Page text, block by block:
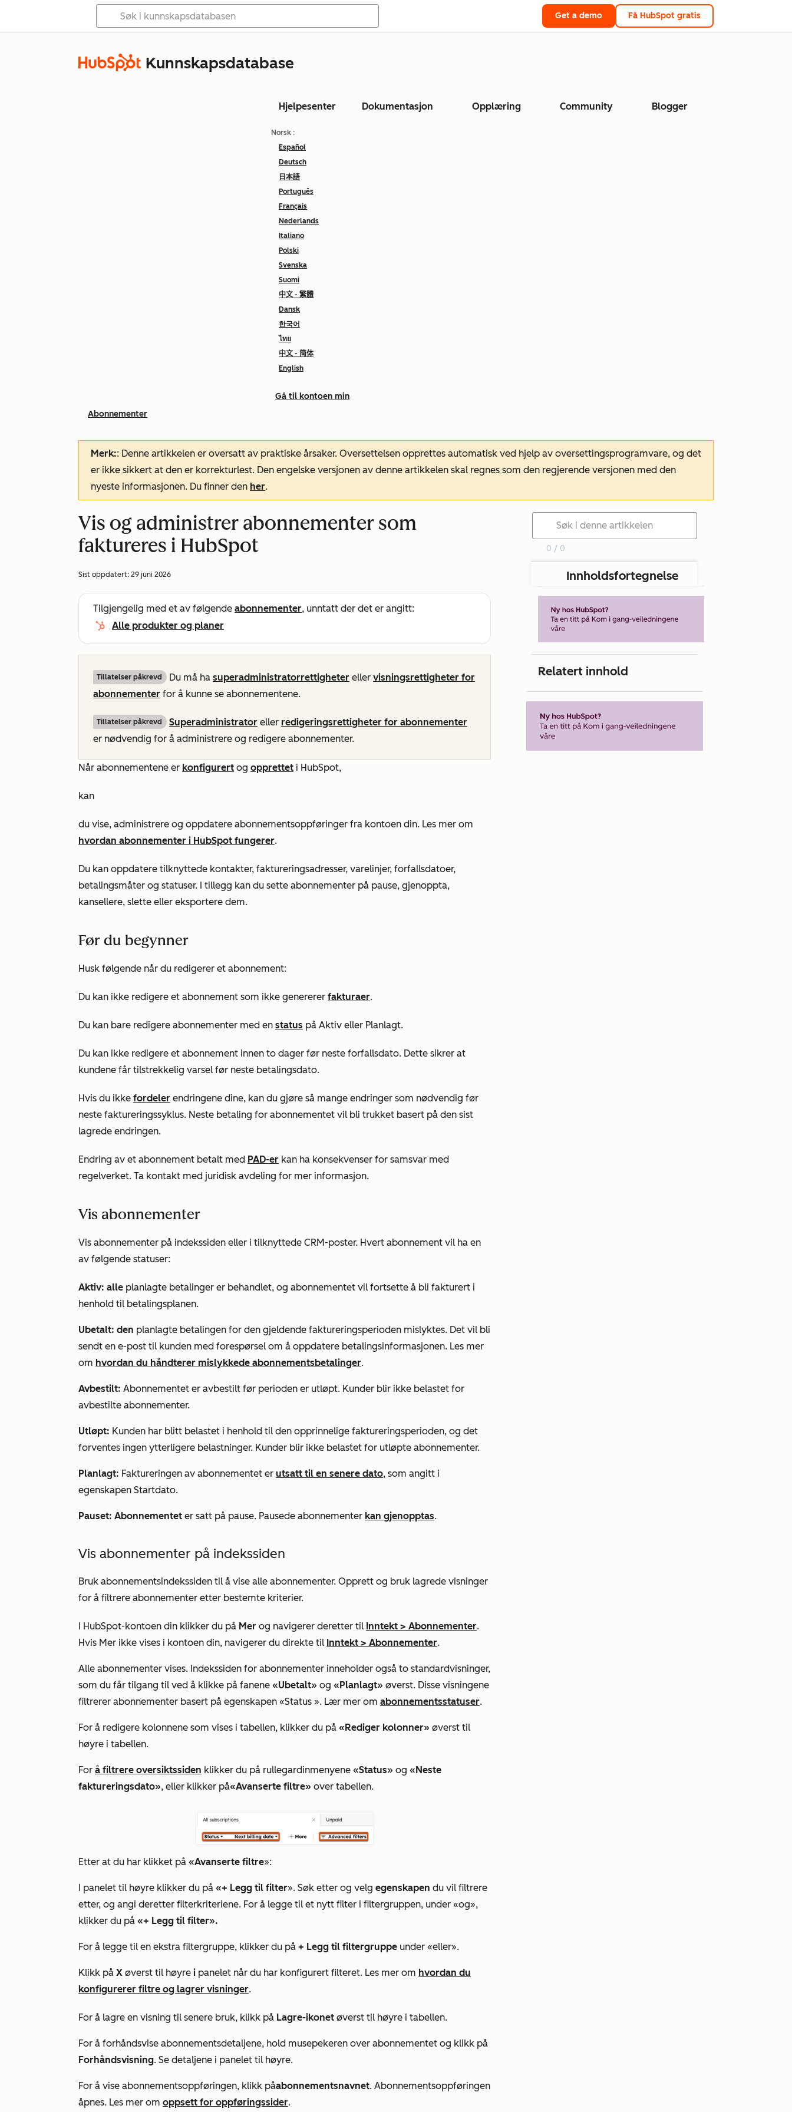
Get a demo Få HubSpot gratis
Kunnskapsdatabase
Hjelpesenter Dokumentasjon Opplæring Community Blogger
Norsk :
Español
Deutsch
日本語
Português
Français
Nederlands
Italiano
Polski
Svenska
Suomi
中文 - 繁體
Dansk
한국어
ไทย
中文 - 简体
English
Gå til kontoen min
Abonnementer
Merk:: Denne artikkelen er oversatt av praktiske årsaker. Oversettelsen opprettes automatisk ved hjelp av oversettingsprogramvare, og det
er ikke sikkert at den er korrekturlest. Den engelske versjonen av denne artikkelen skal regnes som den regjerende versjonen med den
nyeste informasjonen. Du finner den her.
Vis og administrer abonnementer som
faktureres i HubSpot
Sist oppdatert: 29 juni 2026
Tilgjengelig med et av følgende abonnementer, unntatt der det er angitt:
Alle produkter og planer
Tillatelser påkrevd Du må ha superadministratorrettigheter eller visningsrettigheter for
abonnementer for å kunne se abonnementene.
Tillatelser påkrevd Superadministrator eller redigeringsrettigheter for abonnementer
er nødvendig for å administrere og redigere abonnementer.
Når abonnementene er konfigurert og opprettet i HubSpot,
kan
du vise, administrere og oppdatere abonnementsoppføringer fra kontoen din. Les mer om
hvordan abonnementer i HubSpot fungerer.
Du kan oppdatere tilknyttede kontakter, faktureringsadresser, varelinjer, forfallsdatoer,
betalingsmåter og statuser. I tillegg kan du sette abonnementer på pause, gjenoppta,
kansellere, slette eller eksportere dem.
Før du begynner
Husk følgende når du redigerer et abonnement:
Du kan ikke redigere et abonnement som ikke genererer fakturaer.
Du kan bare redigere abonnementer med en status på Aktiv eller Planlagt.
Du kan ikke redigere et abonnement innen to dager før neste forfallsdato. Dette sikrer at
kundene får tilstrekkelig varsel før neste betalingsdato.
Hvis du ikke fordeler endringene dine, kan du gjøre så mange endringer som nødvendig før
neste faktureringssyklus. Neste betaling for abonnementet vil bli trukket basert på den sist
lagrede endringen.
Endring av et abonnement betalt med PAD-er kan ha konsekvenser for samsvar med
regelverket. Ta kontakt med juridisk avdeling for mer informasjon.
Vis abonnementer
Vis abonnementer på indekssiden eller i tilknyttede CRM-poster. Hvert abonnement vil ha en
av følgende statuser:
Aktiv: alle planlagte betalinger er behandlet, og abonnementet vil fortsette å bli fakturert i
henhold til betalingsplanen.
Ubetalt: den planlagte betalingen for den gjeldende faktureringsperioden mislyktes. Det vil bli
sendt en e-post til kunden med forespørsel om å oppdatere betalingsinformasjonen. Les mer
om hvordan du håndterer mislykkede abonnementsbetalinger.
Avbestilt: Abonnementet er avbestilt før perioden er utløpt. Kunder blir ikke belastet for
avbestilte abonnementer.
Utløpt: Kunden har blitt belastet i henhold til den opprinnelige faktureringsperioden, og det
forventes ingen ytterligere belastninger. Kunder blir ikke belastet for utløpte abonnementer.
Planlagt: Faktureringen av abonnementet er utsatt til en senere dato, som angitt i
egenskapen Startdato.
Pauset: Abonnementet er satt på pause. Pausede abonnementer kan gjenopptas.
Vis abonnementer på indekssiden
Bruk abonnementsindekssiden til å vise alle abonnementer. Opprett og bruk lagrede visninger
for å filtrere abonnementer etter bestemte kriterier.
I HubSpot-kontoen din klikker du på Mer og navigerer deretter til Inntekt > Abonnementer.
Hvis Mer ikke vises i kontoen din, navigerer du direkte til Inntekt > Abonnementer.
Alle abonnementer vises. Indekssiden for abonnementer inneholder også to standardvisninger,
som du får tilgang til ved å klikke på fanene «Ubetalt» og «Planlagt» øverst. Disse visningene
filtrerer abonnementer basert på egenskapen «Status ». Lær mer om abonnementsstatuser.
For å redigere kolonnene som vises i tabellen, klikker du på «Rediger kolonner» øverst til
høyre i tabellen.
For å filtrere oversiktssiden klikker du på rullegardinmenyene «Status» og «Neste
faktureringsdato», eller klikker på«Avanserte filtre» over tabellen.
Etter at du har klikket på «Avanserte filtre»:
I panelet til høyre klikker du på «+ Legg til filter». Søk etter og velg egenskapen du vil filtrere
etter, og angi deretter filterkriteriene. For å legge til et nytt filter i filtergruppen, under «og»,
klikker du på «+ Legg til filter».
For å legge til en ekstra filtergruppe, klikker du på + Legg til filtergruppe under «eller».
Klikk på X øverst til høyre i panelet når du har konfigurert filteret. Les mer om hvordan du
konfigurerer filtre og lagrer visninger.
For å lagre en visning til senere bruk, klikk på Lagre-ikonet øverst til høyre i tabellen.
For å forhåndsvise abonnementsdetaljene, hold musepekeren over abonnementet og klikk på
Forhåndsvisning. Se detaljene i panelet til høyre.
For å vise abonnementsoppføringen, klikk påabonnementsnavnet. Abonnementsoppføringen
åpnes. Les mer om oppsett for oppføringssider.
0 / 0
Innholdsfortegnelse
Relatert innhold